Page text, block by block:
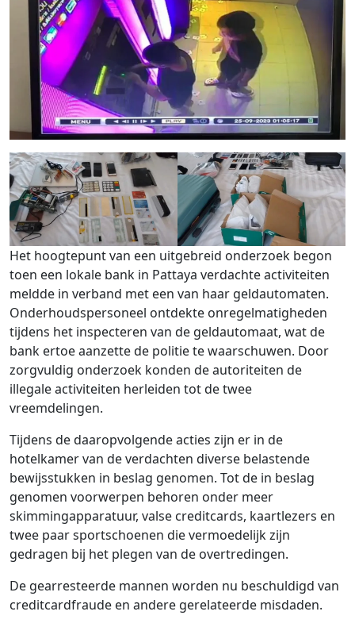
Het hoogtepunt van een uitgebreid onderzoek begon
toen een lokale bank in Pattaya verdachte activiteiten
meldde in verband met een van haar geldautomaten.
Onderhoudspersoneel ontdekte onregelmatigheden
tijdens het inspecteren van de geldautomaat, wat de
bank ertoe aanzette de politie te waarschuwen. Door
zorgvuldig onderzoek konden de autoriteiten de
illegale activiteiten herleiden tot de twee
vreemdelingen.
Tijdens de daaropvolgende acties zijn er in de
hotelkamer van de verdachten diverse belastende
bewijsstukken in beslag genomen. Tot de in beslag
genomen voorwerpen behoren onder meer
skimmingapparatuur, valse creditcards, kaartlezers en
twee paar sportschoenen die vermoedelijk zijn
gedragen bij het plegen van de overtredingen.
De gearresteerde mannen worden nu beschuldigd van
creditcardfraude en andere gerelateerde misdaden.